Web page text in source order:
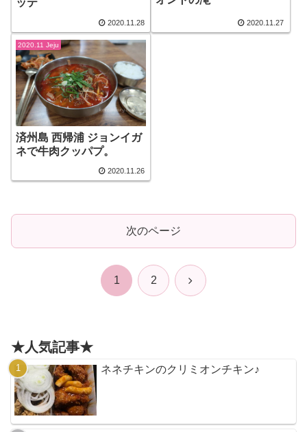
ッテ
2020.11.28 2020.11.27
2020.11 Jeju
済州島 西帰浦 ジョンイガ
ネで牛肉クッパプ。
2020.11.26
次のページ
1 2 次
★人気記事★
ネネチキンのクリミオンチキン♪